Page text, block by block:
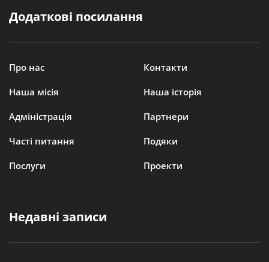
Додаткові посилання
Про нас Контакти
Наша місія Наша історія
Адміністрація Партнери
Часті питання Подяки
Послуги Проекти
Недавні записи